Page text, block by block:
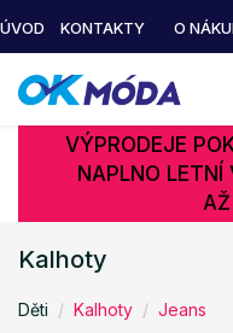
ÚVOD KONTAKTY O
VÝPRODEJE
NAPLNO LETNÍ
Kalhoty
Děti Kalhoty Jeans